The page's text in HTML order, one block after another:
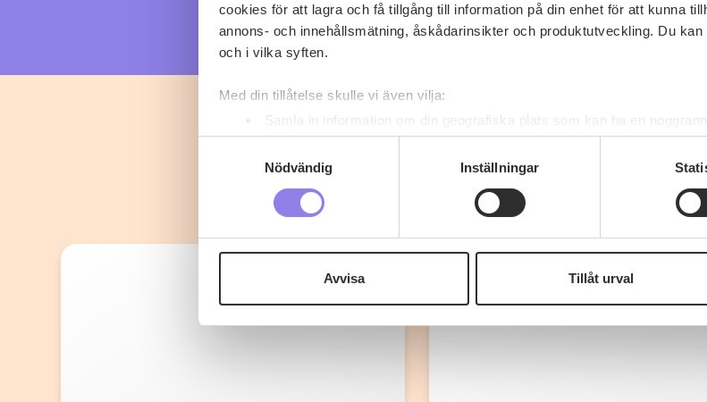
cookies för att lagra och få tillgång till information på din enhet för att kunna
annons- och innehållsmätning, åskådarinsikter och produktutveckling. Du
och i vilka syften.
Med din tillåtelse skulle vi även vilja:
Samla in information om din geografiska plats som kan ha en
Identifiera din enhet genom att aktivt skanna den för specifika
Ta reda på mer om hur dina personliga uppgifter behandlas och ställ in dina
eller dra tillbaka ditt samtycke när som helst från cookie-förklaringen.
eller äldre. Genom att besöka webbplatsen intygar du att du är 25 år eller
Nödvändig
Inställningar
Avvisa Tillåt urval